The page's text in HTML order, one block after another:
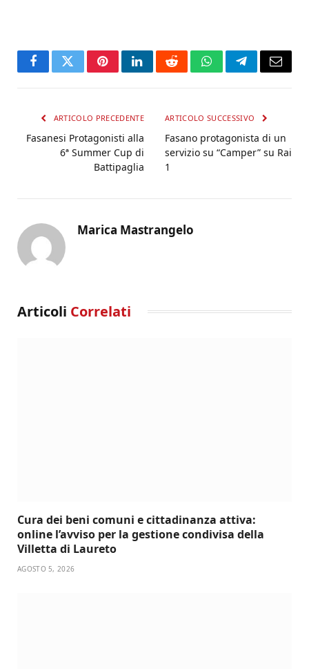
FacebookTwitterPinterestLinkedInRedditWhatsAppTelegramEmail
ARTICOLO PRECEDENTE
Fasanesi Protagonisti alla
6ª Summer Cup di
Battipaglia
ARTICOLO SUCCESSIVO
Fasano protagonista di un
servizio su “Camper” su Rai
1
Marica Mastrangelo
Articoli Correlati
Cura dei beni comuni e cittadinanza attiva:
online l’avviso per la gestione condivisa della
Villetta di Laureto
AGOSTO 5, 2026